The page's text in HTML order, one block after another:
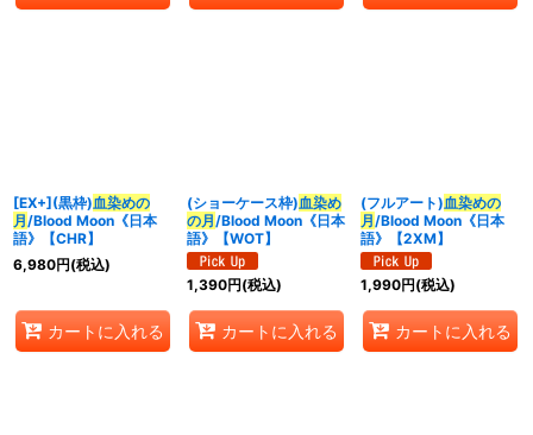
[EX+](黒枠)血染めの
月/Blood Moon《日本
語》【CHR】
6,980円(税込)
カートに入れる
(ショーケース枠)血染め
の月/Blood Moon《日本
語》【WOT】
1,390円(税込)
カートに入れる
(フルアート)血染めの
月/Blood Moon《日本
語》【2XM】
1,990円(税込)
カートに入れる